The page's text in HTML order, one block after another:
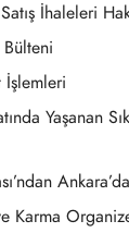
İhaleleri
İşlemleri
Yaşanan
Karma